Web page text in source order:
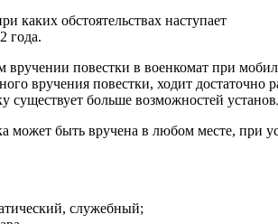
каких обстоятельствах наступает
года.
повестки в военкомат при
вручения повестки, ходит
существует больше возможностей
может быть вручена в любом месте,
служебный;